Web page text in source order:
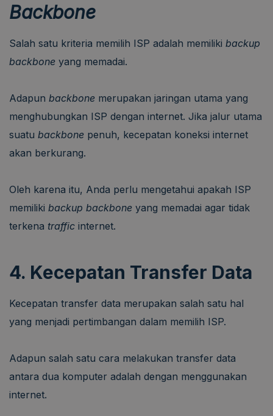
Backbone
Salah satu kriteria memilih ISP adalah memiliki backup
backbone yang memadai.
Adapun backbone merupakan jaringan utama yang
menghubungkan ISP dengan internet. Jika jalur utama
suatu backbone penuh, kecepatan koneksi internet
akan berkurang.
Oleh karena itu, Anda perlu mengetahui apakah ISP
memiliki backup backbone yang memadai agar tidak
terkena traffic internet.
4. Kecepatan Transfer Data
Kecepatan transfer data merupakan salah satu hal
yang menjadi pertimbangan dalam memilih ISP.
Adapun salah satu cara melakukan transfer data
antara dua komputer adalah dengan menggunakan
internet.